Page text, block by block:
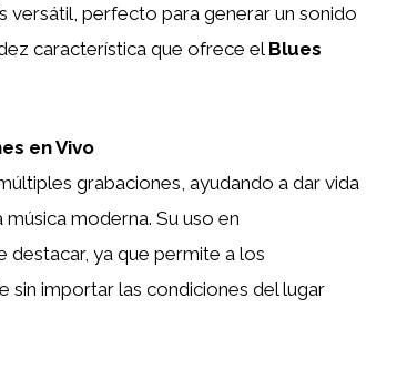
versátil, perfecto para generar un sonido
característica que ofrece el Blues
en Vivo
grabaciones, ayudando a dar vida
moderna. Su uso en
destacar, ya que permite a los
importar las condiciones del lugar